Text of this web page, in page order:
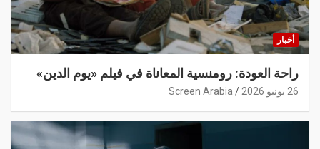
أخبار
راحة العودة: رومنسية المعاناة في فيلم «يوم الدين»
26 يونيو 2026 Screen Arabia